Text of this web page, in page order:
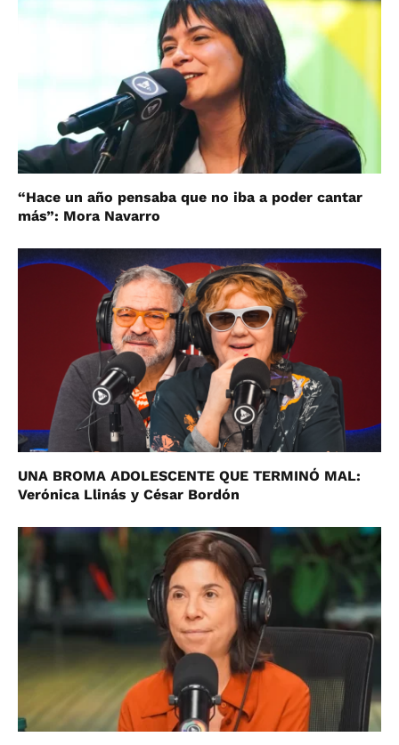
“Hace un año pensaba que no iba a poder cantar
más”: Mora Navarro
UNA BROMA ADOLESCENTE QUE TERMINÓ MAL:
Verónica Llinás y César Bordón